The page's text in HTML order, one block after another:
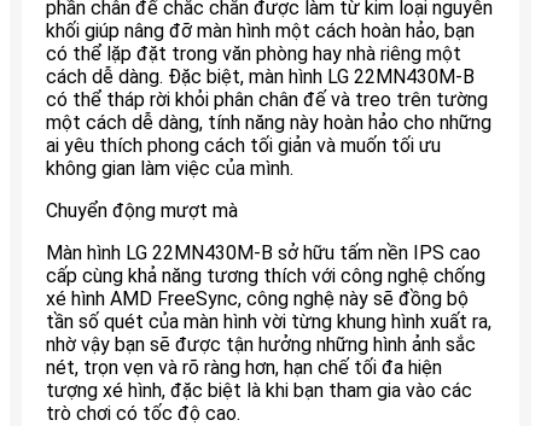
phần chân đế chắc chắn được làm từ kim loại nguyên
khối giúp nâng đỡ màn hình một cách hoàn hảo, bạn
có thể lặp đặt trong văn phòng hay nhà riêng một
cách dễ dàng. Đặc biệt, màn hình LG 22MN430M-B
có thể tháp rời khỏi phân chân đế và treo trên tường
một cách dễ dàng, tính năng này hoàn hảo cho những
ai yêu thích phong cách tối giản và muốn tối ưu
không gian làm việc của mình.
Chuyển động mượt mà
Màn hình LG 22MN430M-B sở hữu tấm nền IPS cao
cấp cùng khả năng tương thích với công nghệ chống
xé hình AMD FreeSync, công nghệ này sẽ đồng bộ
tần số quét của màn hình vời từng khung hình xuất ra,
nhờ vậy bạn sẽ được tận hưởng những hình ảnh sắc
nét, trọn vẹn và rõ ràng hơn, hạn chế tối đa hiện
tượng xé hình, đặc biệt là khi bạn tham gia vào các
trò chơi có tốc độ cao.